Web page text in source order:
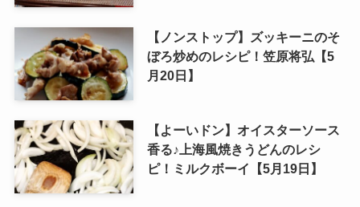
【ノンストップ】ズッキーニのそ
ぼろ炒めのレシピ！笠原将弘【5
月20日】
【よーいドン】オイスターソース
香る♪上海風焼きうどんのレシ
ピ！ミルクボーイ【5月19日】